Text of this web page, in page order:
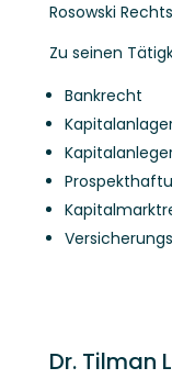
Rosowski
Zu seinen
Bankrecht
Dr. Tilman